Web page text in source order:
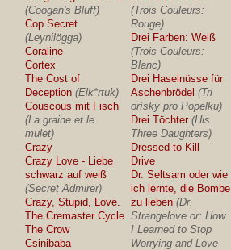
(Coogan's Bluff)
Cop Secret
(Leynilögga)
Coraline
Cortex
The Cost of
Deception (Elk*rtuk)
Couscous mit Fisch
(La graine et le
mulet)
Crazy
Crazy Love - Liebe
schwarz auf weiß
(Secret Admirer)
Crazy, Stupid, Love.
The Cremaster Cycle
The Crow
Csinibaba
(Trois Couleurs:
Rouge)
Drei Farben: Weiß
(Trois Couleurs:
Blanc)
Drei Haselnüsse für
Aschenbrödel (Tri
orísky pro Popelku)
Drei Töchter (His
Three Daughters)
Dressed to Kill
Drive
Dr. Seltsam oder wie
ich lernte, die Bombe
zu lieben (Dr.
Strangelove or: How
I Learned to Stop
Worrying and Love